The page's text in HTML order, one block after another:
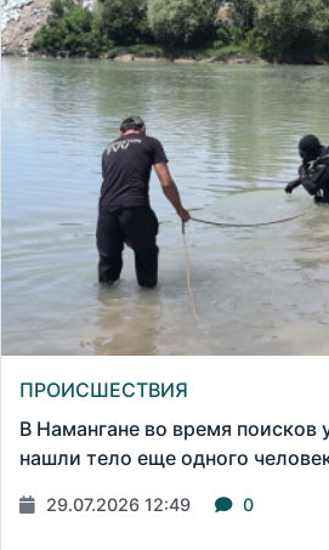
ПРОИСШЕСТВИЯ
В Намангане во время поисков
нашли тело еще одного
29.07.2026 12:49 0